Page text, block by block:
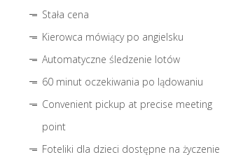
Stała cena
Kierowca mówiący po angielsku
Automatyczne śledzenie lotów
60 minut oczekiwania po lądowaniu
Convenient pickup at precise meeting
point
Foteliki dla dzieci dostępne na życzenie